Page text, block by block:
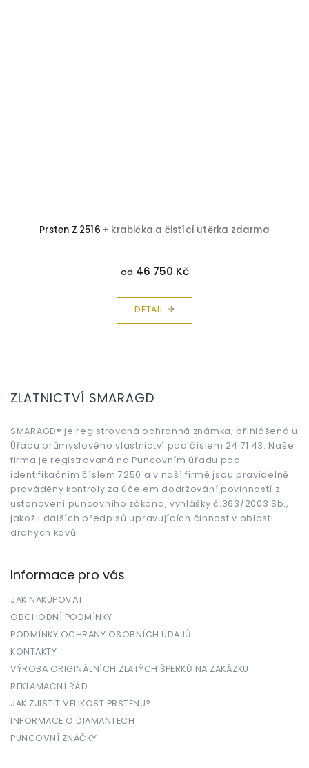
Prsten Z 2516 + krabička a čistící utěrka zdarma
od46 750 Kč
DETAIL
ZLATNICTVÍ SMARAGD
SMARAGD® je registrovaná ochranná známka, přihlášená u
Úřadu průmyslového vlastnictví pod číslem 24 71 43. Naše
firma je registrovaná na Puncovním úřadu pod
identifikačním číslem 7250 a v naší firmě jsou pravidelně
prováděny kontroly za účelem dodržování povinností z
ustanovení puncovního zákona, vyhlášky č.363/2003 Sb.,
jakož i dalších předpisů upravujících činnost v oblasti
drahých kovů.
Informace pro vás
JAK NAKUPOVAT
OBCHODNÍ PODMÍNKY
PODMÍNKY OCHRANY OSOBNÍCH ÚDAJŮ
KONTAKTY
VÝROBA ORIGINÁLNÍCH ZLATÝCH ŠPERKŮ NA ZAKÁZKU
REKLAMAČNÍ ŘÁD
JAK ZJISTIT VELIKOST PRSTENU?
INFORMACE O DIAMANTECH
PUNCOVNÍ ZNAČKY